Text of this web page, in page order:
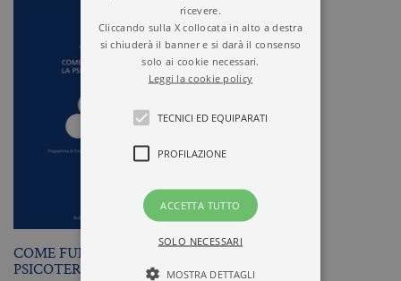
COME FUNZIONA LA
PSICOTERAPIA
ricevere.
Cliccando sulla X collocata in alto a destra
si chiuderà il banner e si darà il consenso
solo ai cookie necessari.
Leggi la cookie policy
TECNICI ED EQUIPARATI
PROFILAZIONE
ACCETTA TUTTO
SOLO NECESSARI
MOSTRA DETTAGLI